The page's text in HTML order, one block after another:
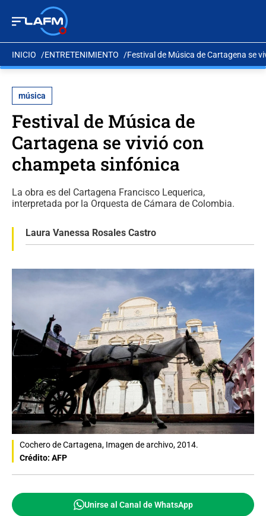
INICIO ENTRETENIMIENTO Festival de Música de Cartagena se
música
Festival de Música de
Cartagena se vivió con
champeta sinfónica
La obra es del Cartagena Francisco Lequerica,
interpretada por la Orquesta de Cámara de Colombia.
Laura Vanessa Rosales Castro
Cochero de Cartagena, Imagen de archivo, 2014.
Crédito: AFP
Unirse al Canal de WhatsApp